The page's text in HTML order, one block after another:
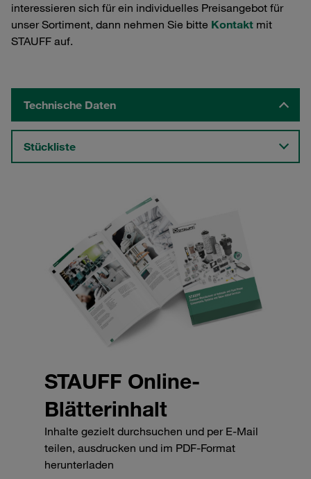
interessieren sich für ein individuelles Preisangebot für
unser Sortiment, dann nehmen Sie bitte Kontakt mit
STAUFF auf.
Technische Daten
Stückliste
STAUFF Online-
Blätterinhalt
Inhalte gezielt durchsuchen und per E-Mail
teilen, ausdrucken und im PDF-Format
herunterladen